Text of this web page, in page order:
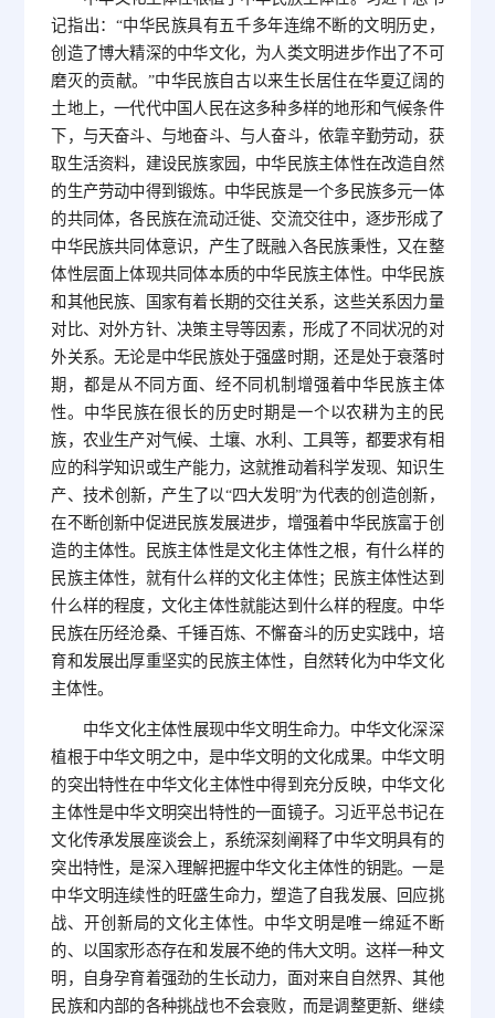
记指出：“中华民族具有五千多年连绵不断的文明历史，
创造了博大精深的中华文化，为人类文明进步作出了不可
磨灭的贡献。”中华民族自古以来生长居住在华夏辽阔的
土地上，一代代中国人民在这多种多样的地形和气候条件
下，与天奋斗、与地奋斗、与人奋斗，依靠辛勤劳动，获
取生活资料，建设民族家园，中华民族主体性在改造自然
的生产劳动中得到锻炼。中华民族是一个多民族多元一体
的共同体，各民族在流动迁徙、交流交往中，逐步形成了
中华民族共同体意识，产生了既融入各民族秉性，又在整
体性层面上体现共同体本质的中华民族主体性。中华民族
和其他民族、国家有着长期的交往关系，这些关系因力量
对比、对外方针、决策主导等因素，形成了不同状况的对
外关系。无论是中华民族处于强盛时期，还是处于衰落时
期，都是从不同方面、经不同机制增强着中华民族主体
性。中华民族在很长的历史时期是一个以农耕为主的民
族，农业生产对气候、土壤、水利、工具等，都要求有相
应的科学知识或生产能力，这就推动着科学发现、知识生
产、技术创新，产生了以“四大发明”为代表的创造创新，
在不断创新中促进民族发展进步，增强着中华民族富于创
造的主体性。民族主体性是文化主体性之根，有什么样的
民族主体性，就有什么样的文化主体性；民族主体性达到
什么样的程度，文化主体性就能达到什么样的程度。中华
民族在历经沧桑、千锤百炼、不懈奋斗的历史实践中，培
育和发展出厚重坚实的民族主体性，自然转化为中华文化
主体性。
中华文化主体性展现中华文明生命力。中华文化深深
植根于中华文明之中，是中华文明的文化成果。中华文明
的突出特性在中华文化主体性中得到充分反映，中华文化
主体性是中华文明突出特性的一面镜子。习近平总书记在
文化传承发展座谈会上，系统深刻阐释了中华文明具有的
突出特性，是深入理解把握中华文化主体性的钥匙。一是
中华文明连续性的旺盛生命力，塑造了自我发展、回应挑
战、开创新局的文化主体性。中华文明是唯一绵延不断
的、以国家形态存在和发展不绝的伟大文明。这样一种文
明，自身孕育着强劲的生长动力，面对来自自然界、其他
民族和内部的各种挑战也不会衰败，而是调整更新、继续